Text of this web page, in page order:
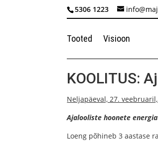
5306 1223
Tooted Visioon
KOOLITUS:
Neljapäeval, 27.
Ajalooliste hoonete
Loeng põhineb 3 aastase